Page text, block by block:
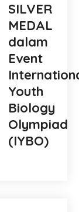
SILVER
MEDAL
dalam
Event
Youth
Biology
Olympiad
(IYBO)